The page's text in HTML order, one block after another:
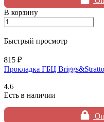
В корзину
Быстрый просмотр
815 ₽
Прокладка ГБЦ
4.6
Есть в наличии